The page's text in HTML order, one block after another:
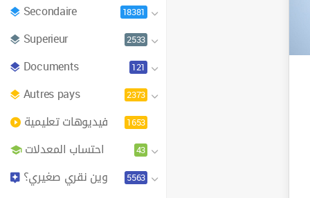
Secondaire 18381
Superieur 2533
Documents 121
Autres pays 2373
فيديوهات تعليمية 1653
احتساب المعدلات 43
وين نقري صغيري؟ 5563